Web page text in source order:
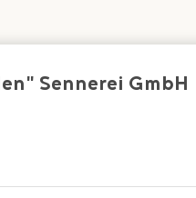
Sennerei GmbH